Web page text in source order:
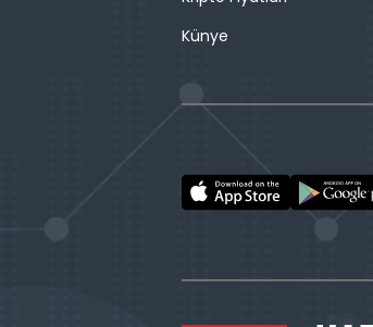
Künye